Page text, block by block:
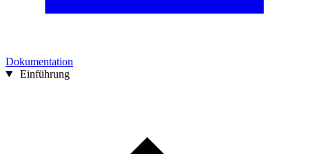
Dokumentation
Einführung